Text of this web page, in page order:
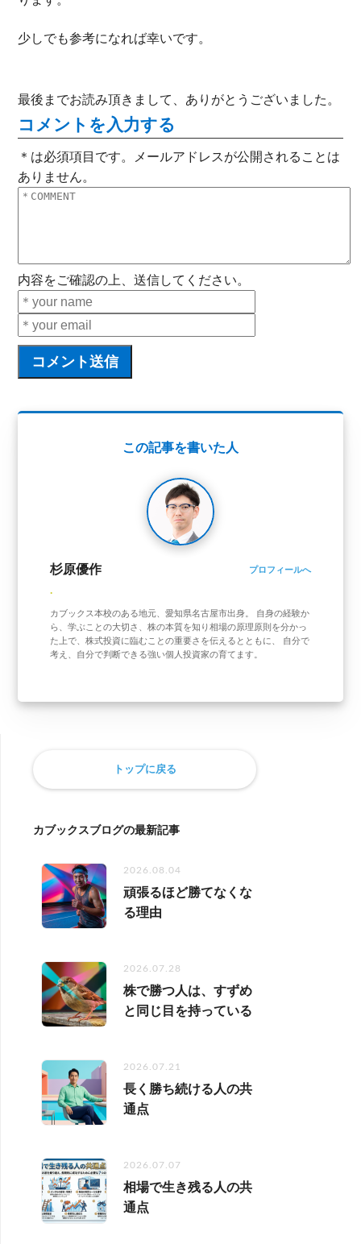
少しでも参考になれば幸いです。
最後までお読み頂きまして、ありがとうございました。
コメントを入力する
＊は必須項目です。メールアドレスが公開されることは
ありません。
内容をご確認の上、送信してください。
この記事を書いた人
杉原優作 プロフィールへ
.
カブックス本校のある地元、愛知県名古屋市出身。 自身の経験か
ら、学ぶことの大切さ、株の本質を知り相場の原理原則を分かっ
た上で、株式投資に臨むことの重要さを伝えるとともに、 自分で
考え、自分で判断できる強い個人投資家の育てます。
トップに戻る
カブックスブログの最新記事
2026.08.04
頑張るほど勝てなくな
る理由
2026.07.28
株で勝つ人は、すずめ
と同じ目を持っている
2026.07.21
長く勝ち続ける人の共
通点
2026.07.07
相場で生き残る人の共
通点